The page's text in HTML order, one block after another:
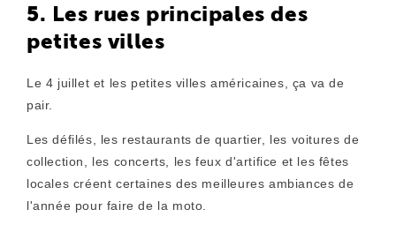
5. Les rues principales des
petites villes
Le 4 juillet et les petites villes américaines, ça va de
pair.
Les défilés, les restaurants de quartier, les voitures de
collection, les concerts, les feux d'artifice et les fêtes
locales créent certaines des meilleures ambiances de
l'année pour faire de la moto.